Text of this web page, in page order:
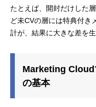
たとえば、開封だけした
ど未CVの層には特典付
計が、結果に大きな差を生
Marketing Cloud
の基本